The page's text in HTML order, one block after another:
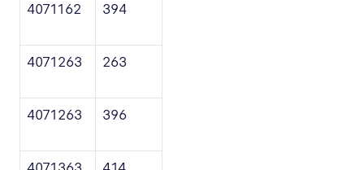
4071162 394
4071263 263
4071263 396